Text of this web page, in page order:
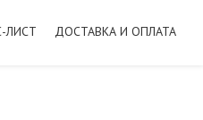
ЛИСТ ДОСТАВКА И ОПЛАТА